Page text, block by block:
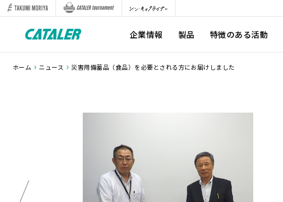
企業情報 製品 特徴のある活動
ホーム ニュース 災害用備蓄品（食品）を必要とされる方にお届けしました